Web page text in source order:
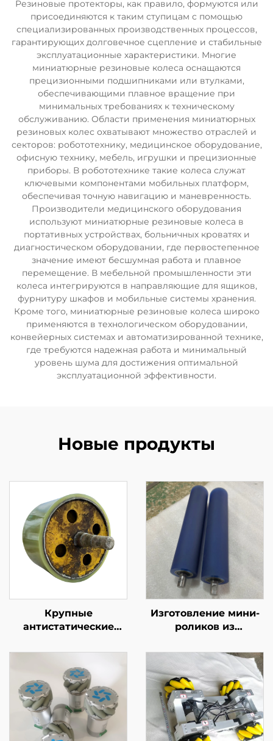
Резиновые протекторы, как правило, формуются или
присоединяются к таким ступицам с помощью
специализированных производственных процессов,
гарантирующих долговечное сцепление и стабильные
эксплуатационные характеристики. Многие
миниатюрные резиновые колеса оснащаются
прецизионными подшипниками или втулками,
обеспечивающими плавное вращение при
минимальных требованиях к техническому
обслуживанию. Области применения миниатюрных
резиновых колес охватывают множество отраслей и
секторов: робототехнику, медицинское оборудование,
офисную технику, мебель, игрушки и прецизионные
приборы. В робототехнике такие колеса служат
ключевыми компонентами мобильных платформ,
обеспечивая точную навигацию и маневренность.
Производители медицинского оборудования
используют миниатюрные резиновые колеса в
портативных устройствах, больничных кроватях и
диагностическом оборудовании, где первостепенное
значение имеют бесшумная работа и плавное
перемещение. В мебельной промышленности эти
колеса интегрируются в направляющие для ящиков,
фурнитуру шкафов и мобильные системы хранения.
Кроме того, миниатюрные резиновые колеса широко
применяются в технологическом оборудовании,
конвейерных системах и автоматизированной технике,
где требуются надежная работа и минимальный
уровень шума для достижения оптимальной
эксплуатационной эффективности.
Новые продукты
Крупные
антистатические
резиновые ролики
для логистических и
маркировочных
машин, ролики из
полиуретановой
резины
Изготовление мини-
роликов из
заказ, прецизионные
направляющие
ролики для
принтеров и
конвейеров,
различной твердости
и цветов,